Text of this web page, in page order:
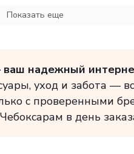
Показать еще
надежный
уход и забота —
с проверенными
в день